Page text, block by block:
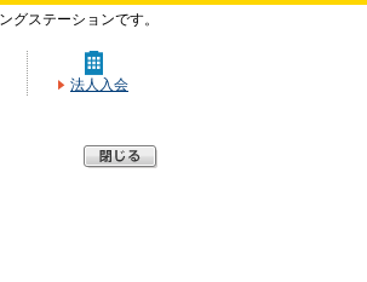
グステーションです。
法人入会